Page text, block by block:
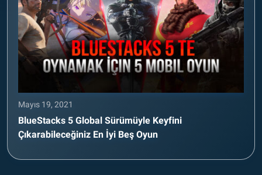
Mayıs 19, 2021
BlueStacks 5 Global Sürümüyle Keyfini
Çıkarabileceğiniz En İyi Beş Oyun